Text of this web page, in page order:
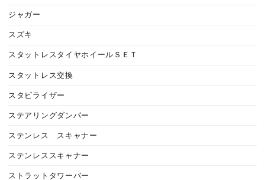
ジャガー
スズキ
スタットレスタイヤホイールＳＥＴ
スタットレス交換
スタビライザー
ステアリングダンパー
ステンレス スキャナー
ステンレススキャナー
ストラットタワーバー